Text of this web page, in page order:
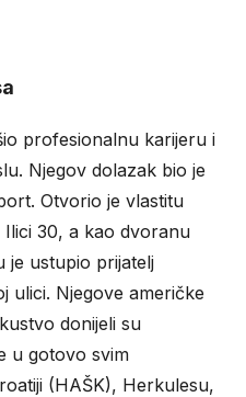
profesionalnu karijeru i
Njegov dolazak bio je
Otvorio je vlastitu
30, a kao dvoranu
je ustupio prijatelj
ulici. Njegove američke
donijeli su
u gotovo svim
(HAŠK), Herkulesu,